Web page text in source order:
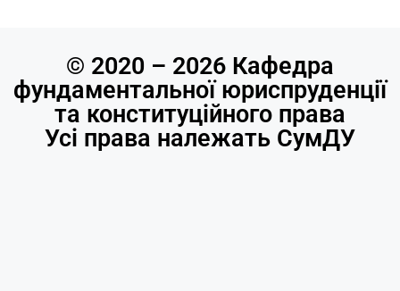
© 2020 – 2026 Кафедра
фундаментальної юриспруденції
та конституційного права
Усі права належать СумДУ